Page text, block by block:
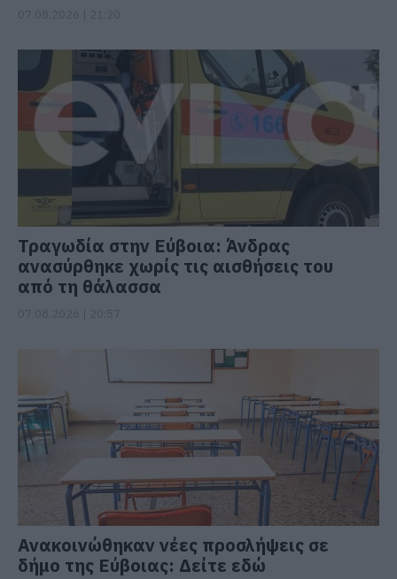
Τραγωδία στην Εύβοια: Άνδρας
ανασύρθηκε χωρίς τις αισθήσεις του
από τη θάλασσα
Ανακοινώθηκαν νέες προσλήψεις σε
δήμο της Εύβοιας: Δείτε εδώ